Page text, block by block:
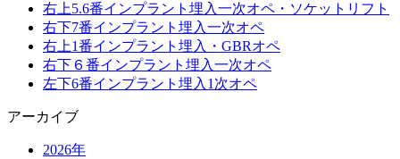
右上5.6番インプラント埋入一次オペ・ソケットリフト
右下7番インプラント埋入一次オペ
右上1番インプラント埋入・GBRオペ
右下６番インプラント埋入一次オペ
左下6番インプラント埋入1次オペ
アーカイブ
2026年